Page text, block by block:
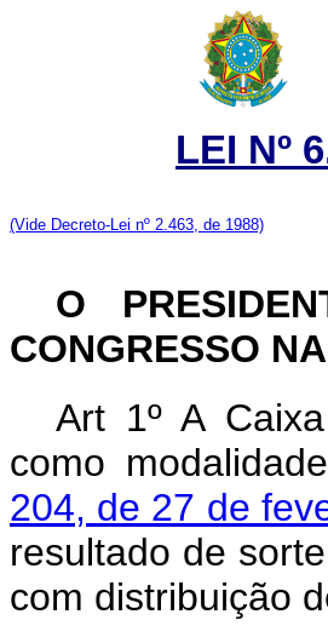
LEI Nº
(Vide Decreto-Lei nº 2.463, de 1988)
O
CONGRESSO
Art 1º A
como
204, de 27 de
resultado de
com distribuição